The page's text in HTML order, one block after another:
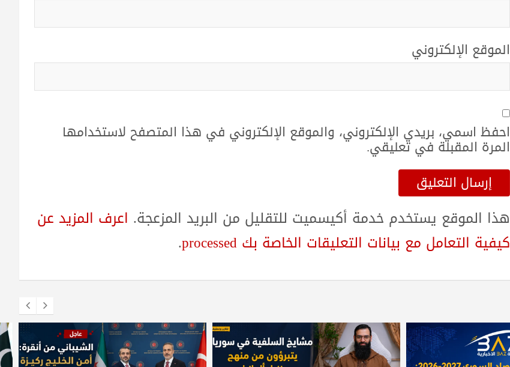
الموقع الإلكتروني
احفظ اسمي، بريدي الإلكتروني، والموقع الإلكتروني في هذا المتصفح لاستخدامها
المرة المقبلة في تعليقي.
هذا الموقع يستخدم خدمة أكيسميت للتقليل من البريد المزعجة. اعرف المزيد عن
كيفية التعامل مع بيانات التعليقات الخاصة بك processed
.